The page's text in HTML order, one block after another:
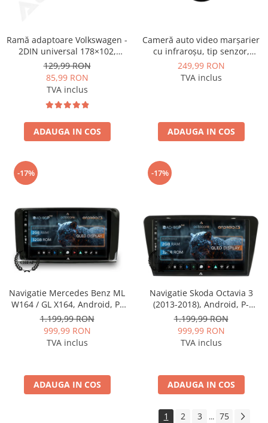
Ramă adaptoare Volkswagen -
2DIN universal 178×102,
montaj dedicat
129,99 RON
85,99 RON
TVA inclus
ADAUGA IN COS
Cameră auto video marșarier
cu infraroșu, tip senzor,
rezoluție 1280x720P, unghi
deschis 140° - AD-BGCM4
249,99 RON
TVA inclus
ADAUGA IN COS
-17%
Navigatie Mercedes Benz ML
W164 / GL X164, Android, P-
Octacore / 2GB RAM + 32GB
ROM, 9 Inch - AD-
BGP9002+AD-BGRKIT405
1.199,99 RON
999,99 RON
TVA inclus
ADAUGA IN COS
-17%
Navigatie Skoda Octavia 3
(2013-2018), Android, P-
Octacore / 2GB RAM + 32GB
ROM, 10.1 Inch - AD-
BGP10002+AD-BGRKIT026
1.199,99 RON
999,99 RON
TVA inclus
ADAUGA IN COS
1 2 3 ... 75